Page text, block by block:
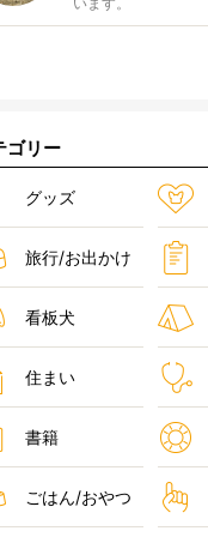
ゴリー
グッズ
旅行/お出かけ
看板犬
住まい
書籍
ごはん/おやつ